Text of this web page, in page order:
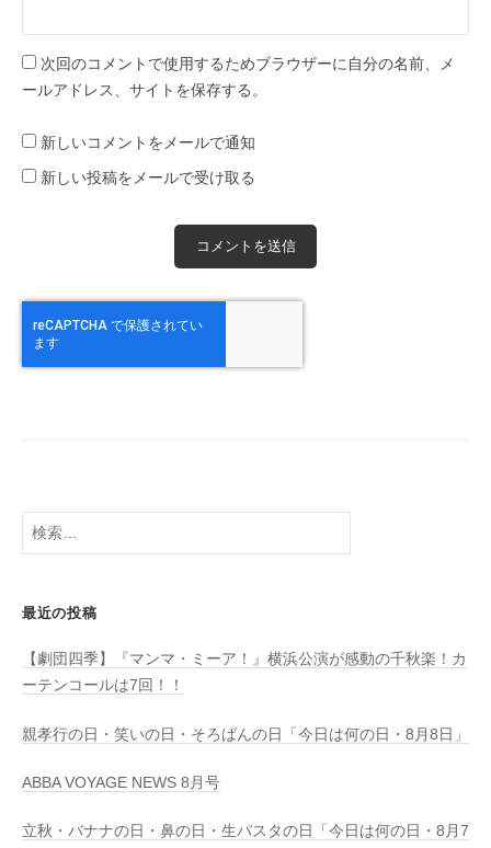
次回のコメントで使用するためブラウザーに自分の名前、メ
ールアドレス、サイトを保存する。
新しいコメントをメールで通知
新しい投稿をメールで受け取る
検
最近の投稿
【劇団四季】『マンマ・ミーア！』横浜公演が感動の千秋楽！カ
ーテンコールは7回！！
親孝行の日・笑いの日・そろばんの日「今日は何の日・8月8日」
ABBA VOYAGE NEWS 8月号
立秋・バナナの日・鼻の日・生パスタの日「今日は何の日・8月7